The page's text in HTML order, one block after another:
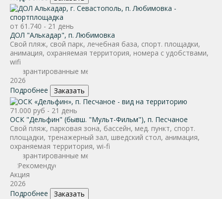
от 61.740 - 21 день
ДОЛ "Алькадар", п. Любимовка
Свой пляж, свой парк, лечебная база, спорт. площадки,
анимация, охраняемая территория, номера с удобствами,
wifi
2026
Подробнее
Заказать
71.000 руб - 21 день
ОСК "Дельфин" (бывш. "Мульт-Фильм"), п. Песчаное
Свой пляж, парковая зона, бассейн, мед. пункт, спорт.
площадки, тренажерный зал, шведский стол, анимация,
охраняемая территория, wi-fi
Акция
2026
Подробнее
Заказать